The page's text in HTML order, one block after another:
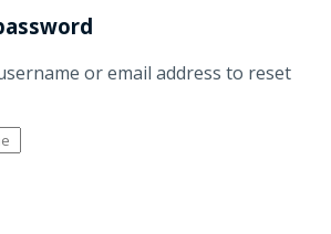
or email address to reset